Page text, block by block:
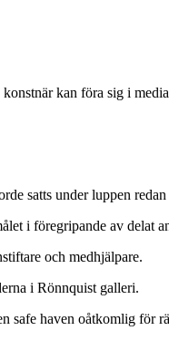
kan föra sig i
satts under luppen redan
i föregripande av delat
och medhjälpare.
i Rönnquist galleri.
safe haven oåtkomlig för